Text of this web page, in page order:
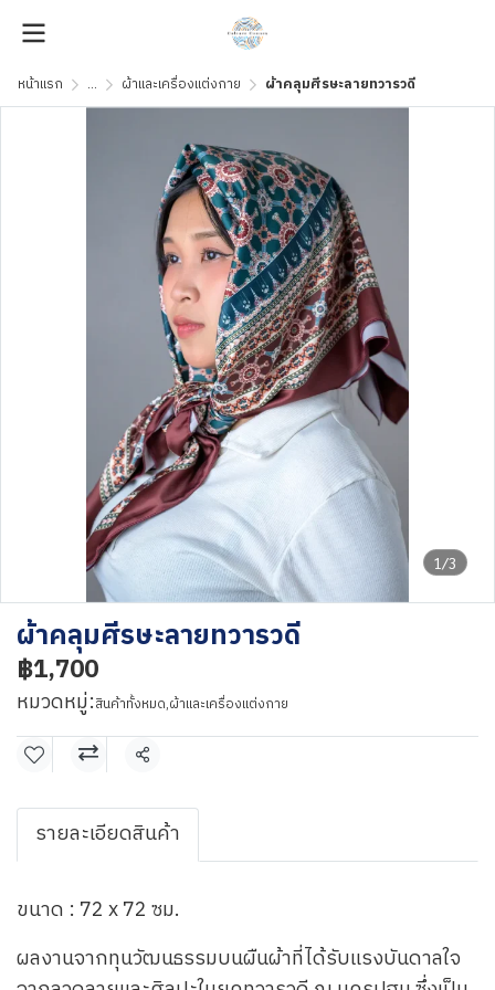
หน้าแรก ... ผ้าและเครื่องแต่งกาย ผ้าคลุมศีรษะลายทวารวดี
1/3
ผ้าคลุมศีรษะลายทวารวดี
฿1,700
หมวดหมู่:สินค้าทั้งหมด,ผ้าและเครื่องแต่งกาย
แชร์
รายละเอียดสินค้า
ขนาด : 72 x 72 ซม.
ผลงานจากทุนวัฒนธรรมบนผืนผ้าที่ได้รับแรงบันดาลใจ